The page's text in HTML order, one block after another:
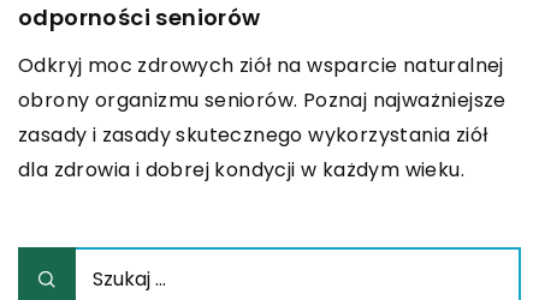
odporności seniorów
Odkryj moc zdrowych ziół na wsparcie naturalnej
obrony organizmu seniorów. Poznaj najważniejsze
zasady i zasady skutecznego wykorzystania ziół
dla zdrowia i dobrej kondycji w każdym wieku.